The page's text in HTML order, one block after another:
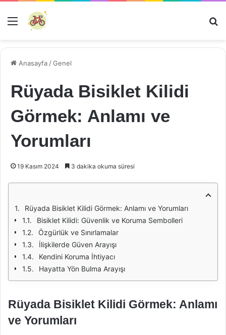
Menü
Anasayfa /Genel
Rüyada Bisiklet Kilidi
Görmek: Anlamı ve
Yorumları
19 Kasım 2024 3 dakika okuma süresi
Rüyada Bisiklet Kilidi Görmek: Anlamı ve Yorumları
Bisiklet Kilidi: Güvenlik ve Koruma Sembolleri
Özgürlük ve Sınırlamalar
İlişkilerde Güven Arayışı
Kendini Koruma İhtiyacı
Hayatta Yön Bulma Arayışı
Rüyada Bisiklet Kilidi Görmek: Anlamı
ve Yorumları